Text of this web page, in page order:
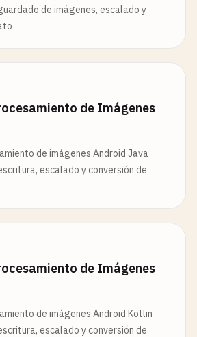
de imágenes, escalado y
de Imágenes
de imágenes Android Java
escalado y conversión de
de Imágenes
de imágenes Android Kotlin
escalado y conversión de